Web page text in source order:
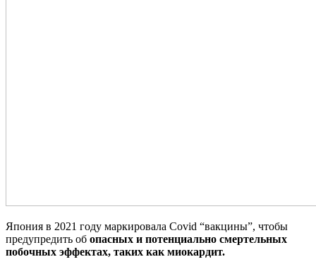
Япония в 2021 году маркировала Covid “вакцины”, чтобы
предупредить об опасных и потенциально смертельных
побочных эффектах, таких как миокардит.